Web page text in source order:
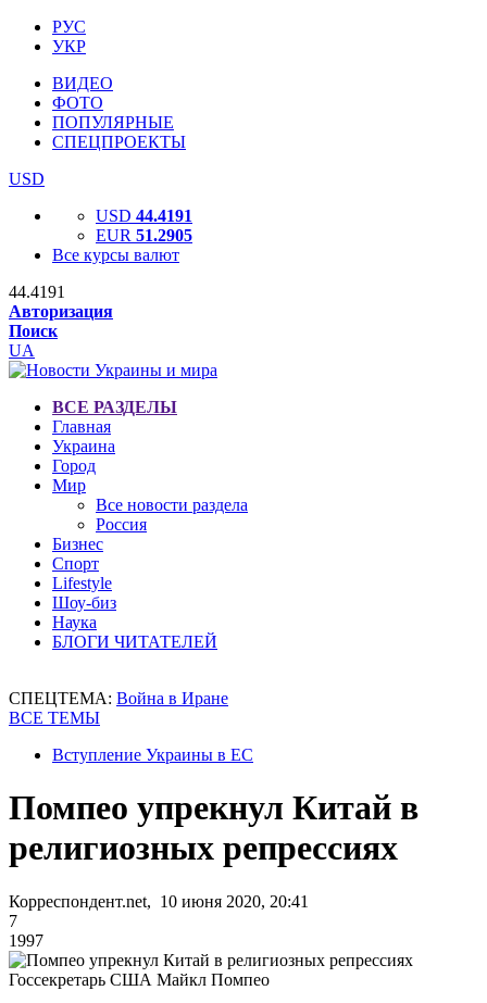
РУС
УКР
ВИДЕО
ФОТО
ПОПУЛЯРНЫЕ
СПЕЦПРОЕКТЫ
USD
USD 44.4191
EUR 51.2905
Все курсы валют
44.4191
Авторизация
Поиск
UA
ВСЕ РАЗДЕЛЫ
Главная
Украина
Город
Мир
Все новости раздела
Россия
Бизнес
Спорт
Lifestyle
Шоу-биз
Наука
БЛОГИ ЧИТАТЕЛЕЙ
СПЕЦТЕМА: Война в Иране
ВСЕ ТЕМЫ
Вступление Украины в ЕС
Помпео упрекнул Китай в
религиозных репрессиях
Корреспондент.net, 10 июня 2020, 20:41
7
1997
Госсекретарь США Майкл Помпео